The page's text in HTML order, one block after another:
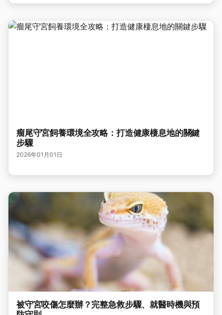
瘤尾守宮飼養環境全攻略：打造健康棲息地的關鍵
步驟
2026年01月01日
被守宮咬傷怎麼辦？完整急救步驟、就醫時機與預